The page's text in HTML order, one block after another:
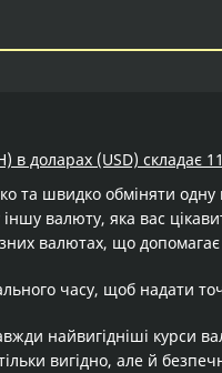
в доларах (USD) складає
та швидко обміняти
валюту, яка вас
валютах, що
часу, щоб надати
найвигідніші курси
вигідно, але й